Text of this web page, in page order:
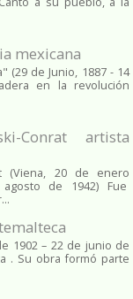
mexicana
(29 de Junio, 1887 - 14
en la revolución
Conrat artista
(Viena, 20 de enero
de 1942) Fue
1902 – 22 de junio de
. Su obra formó parte